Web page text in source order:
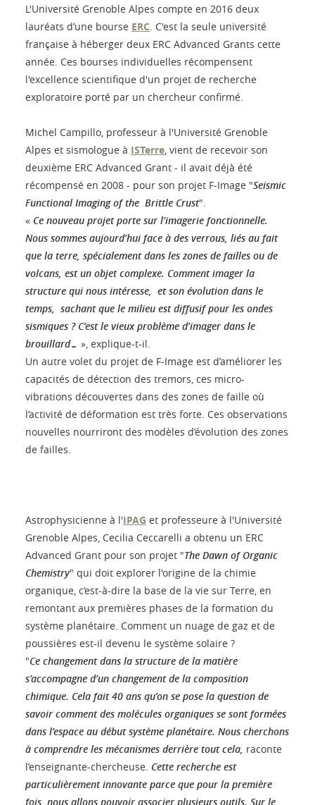
L'Université Grenoble Alpes compte en 2016 deux
lauréats d’une bourse ERC. C'est la seule université
française à héberger deux ERC Advanced Grants cette
année. Ces bourses individuelles récompensent
l'excellence scientifique d'un projet de recherche
exploratoire porté par un chercheur confirmé.
Michel Campillo, professeur à l'Université Grenoble
Alpes et sismologue à ISTerre, vient de recevoir son
deuxième ERC Advanced Grant - il avait déjà été
récompensé en 2008 - pour son projet F-Image "Seismic
Functional Imaging of the Brittle Crust".
« Ce nouveau projet porte sur l’imagerie fonctionnelle.
Nous sommes aujourd’hui face à des verrous, liés au fait
que la terre, spécialement dans les zones de failles ou de
volcans, est un objet complexe. Comment imager la
structure qui nous intéresse, et son évolution dans le
temps, sachant que le milieu est diffusif pour les ondes
sismiques ? C’est le vieux problème d’imager dans le
brouillard… », explique-t-il.
Un autre volet du projet de F-Image est d’améliorer les
capacités de détection des tremors, ces micro-
vibrations découvertes dans des zones de faille où
l’activité de déformation est très forte. Ces observations
nouvelles nourriront des modèles d’évolution des zones
de failles.
Astrophysicienne à l'IPAG et professeure à l'Université
Grenoble Alpes, Cecilia Ceccarelli a obtenu un ERC
Advanced Grant pour son projet "The Dawn of Organic
Chemistry" qui doit explorer l'origine de la chimie
organique, c’est-à-dire la base de la vie sur Terre, en
remontant aux premières phases de la formation du
système planétaire. Comment un nuage de gaz et de
poussières est-il devenu le système solaire ?
"Ce changement dans la structure de la matière
s’accompagne d’un changement de la composition
chimique. Cela fait 40 ans qu’on se pose la question de
savoir comment des molécules organiques se sont formées
dans l’espace au début système planétaire. Nous cherchons
à comprendre les mécanismes derrière tout cela, raconte
l’enseignante-chercheuse. Cette recherche est
particulièrement innovante parce que pour la première
fois, nous allons pouvoir associer plusieurs outils. Sur le